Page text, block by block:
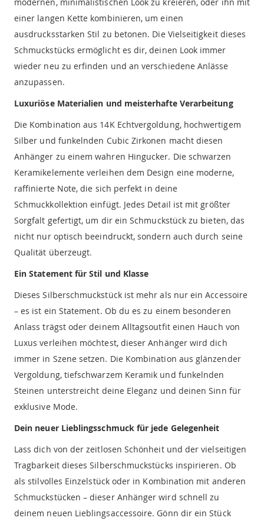
einer langen Kette kombinieren, um einen
ausdrucksstarken Stil zu betonen. Die Vielseitigkeit dieses
Schmuckstücks ermöglicht es dir, deinen Look immer
wieder neu zu erfinden und an verschiedene Anlässe
anzupassen.
Luxuriöse Materialien und meisterhafte Verarbeitung
Die Kombination aus 14K Echtvergoldung, hochwertigem
Silber und funkelnden Cubic Zirkonen macht diesen
Anhänger zu einem wahren Hingucker. Die schwarzen
Keramikelemente verleihen dem Design eine moderne,
raffinierte Note, die sich perfekt in deine
Schmuckkollektion einfügt. Jedes Detail ist mit größter
Sorgfalt gefertigt, um dir ein Schmuckstück zu bieten, das
nicht nur optisch beeindruckt, sondern auch durch seine
Qualität überzeugt.
Ein Statement für Stil und Klasse
Dieses Silberschmuckstück ist mehr als nur ein Accessoire
– es ist ein Statement. Ob du es zu einem besonderen
Anlass trägst oder deinem Alltagsoutfit einen Hauch von
Luxus verleihen möchtest, dieser Anhänger wird dich
immer in Szene setzen. Die Kombination aus glänzender
Vergoldung, tiefschwarzem Keramik und funkelnden
Steinen unterstreicht deine Eleganz und deinen Sinn für
exklusive Mode.
Dein neuer Lieblingsschmuck für jede Gelegenheit
Lass dich von der zeitlosen Schönheit und der vielseitigen
Tragbarkeit dieses Silberschmuckstücks inspirieren. Ob
als stilvolles Einzelstück oder in Kombination mit anderen
Schmuckstücken – dieser Anhänger wird schnell zu
deinem neuen Lieblingsaccessoire. Gönn dir ein Stück